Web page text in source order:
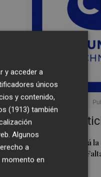
Últimas
1
Castelló acogerá
la compañía Te
el eclipse
y acceder a
únicos
y contenido,
(1913) también
Algunos
a
momento en